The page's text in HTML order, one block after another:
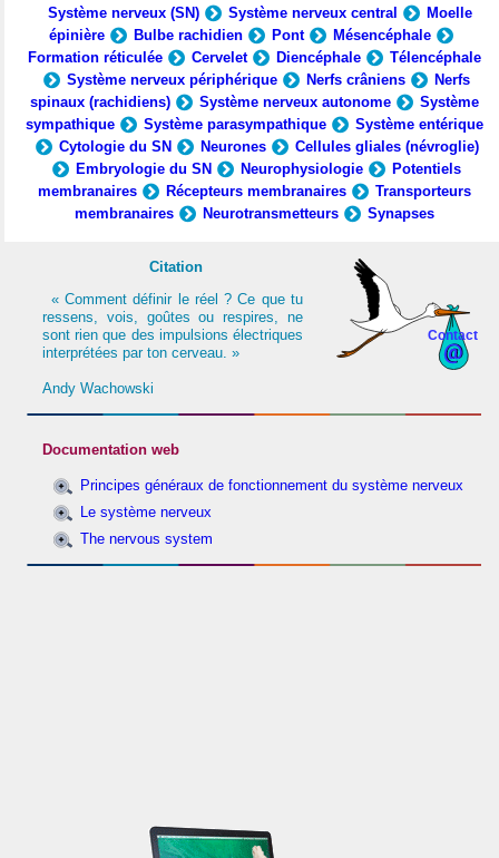
Système nerveux (SN) Système nerveux central
Moelle
épinière
Bulbe rachidien Pont
Mésencéphale
Formation réticulée
Cervelet Diencéphale
Télencéphale
Système nerveux périphérique
Nerfs crâniens
Nerfs
spinaux (rachidiens)
Système nerveux autonome
Système
sympathique
Système parasympathique
Système entérique
Cytologie du SN
Neurones
Cellules gliales (névroglie)
Embryologie du SN
Neurophysiologie
Potentiels
membranaires
Récepteurs membranaires
Transporteurs
membranaires
Neurotransmetteurs Synapses
Contact
Citation
« Comment définir le réel ? Ce que tu
ressens, vois, goûtes ou respires, ne
sont rien que des impulsions électriques
interprétées par ton cerveau. »
Andy Wachowski
Documentation web
Principes généraux de fonctionnement du système nerveux
Le système nerveux
The nervous system